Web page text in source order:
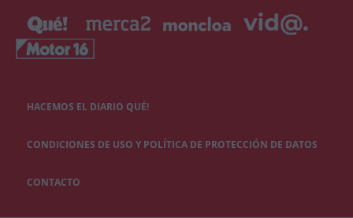
HACEMOS EL DIARIO QUÉ!
CONDICIONES DE USO Y POLÍTICA DE PROTECCIÓN DE DATOS
CONTACTO